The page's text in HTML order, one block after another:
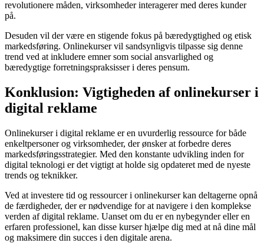
revolutionere måden, virksomheder interagerer med deres kunder
på.
Desuden vil der være en stigende fokus på bæredygtighed og etisk
markedsføring. Onlinekurser vil sandsynligvis tilpasse sig denne
trend ved at inkludere emner som social ansvarlighed og
bæredygtige forretningspraksisser i deres pensum.
Konklusion: Vigtigheden af onlinekurser i
digital reklame
Onlinekurser i digital reklame er en uvurderlig ressource for både
enkeltpersoner og virksomheder, der ønsker at forbedre deres
markedsføringsstrategier. Med den konstante udvikling inden for
digital teknologi er det vigtigt at holde sig opdateret med de nyeste
trends og teknikker.
Ved at investere tid og ressourcer i onlinekurser kan deltagerne opnå
de færdigheder, der er nødvendige for at navigere i den komplekse
verden af digital reklame. Uanset om du er en nybegynder eller en
erfaren professionel, kan disse kurser hjælpe dig med at nå dine mål
og maksimere din succes i den digitale arena.